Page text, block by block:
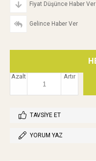
Fiyat Düşünce Haber Ver
Gelince Haber Ver
Artır
Azalt
TAVSIYE ET
YORUM YAZ